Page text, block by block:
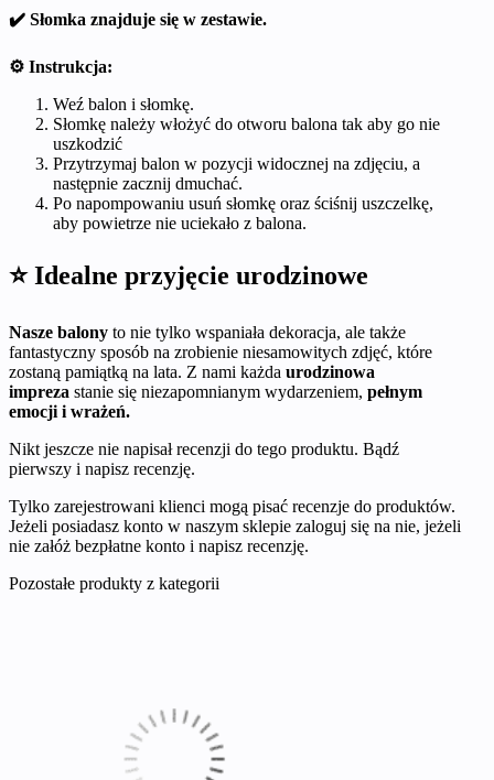
✔️ Słomka znajduje się w zestawie.
⚙️ Instrukcja:
Weź balon i słomkę.
Słomkę należy włożyć do otworu balona tak aby go nie
uszkodzić
Przytrzymaj balon w pozycji widocznej na zdjęciu, a
następnie zacznij dmuchać.
Po napompowaniu usuń słomkę oraz ściśnij uszczelkę,
aby powietrze nie uciekało z balona.
⭐ Idealne przyjęcie urodzinowe
Nasze balony to nie tylko wspaniała dekoracja, ale także
fantastyczny sposób na zrobienie niesamowitych zdjęć, które
zostaną pamiątką na lata. Z nami każda urodzinowa
impreza stanie się niezapomnianym wydarzeniem, pełnym
emocji i wrażeń.
Nikt jeszcze nie napisał recenzji do tego produktu. Bądź
pierwszy i napisz recenzję.
Tylko zarejestrowani klienci mogą pisać recenzje do produktów.
Jeżeli posiadasz konto w naszym sklepie zaloguj się na nie, jeżeli
nie załóż bezpłatne konto i napisz recenzję.
Pozostałe produkty z kategorii